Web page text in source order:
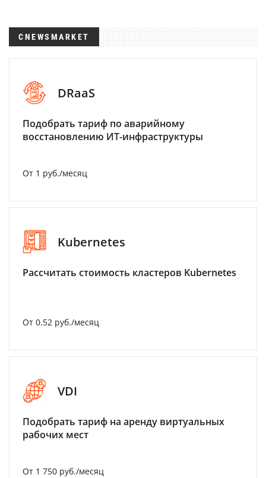
CNEWSMARKET
DRaaS
Подобрать тариф по аварийному
восстановлению ИТ-инфраструктуры
От 1 руб./месяц
Kubernetes
Рассчитать стоимость кластеров Kubernetes
От 0.52 руб./месяц
VDI
Подобрать тариф на аренду виртуальных
рабочих мест
От 1 750 руб./месяц